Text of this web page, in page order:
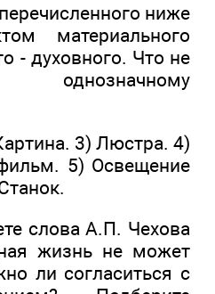
ниже
материального
- духовного. Что не
3) Люстра. 4)
5) Освещение
слова А.П. Чехова
жизнь не может
ли согласиться с